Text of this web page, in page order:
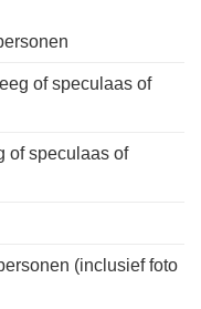
of speculaas of
of speculaas of
(inclusief foto